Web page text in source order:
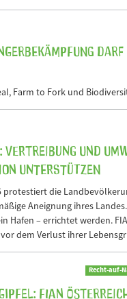
Farm to Fork und
Vertreibung und
unterstützen
protestiert die
Aneignung ihres
Hafen – errichtet werden.
dem Verlust ihrer
Recht-auf-
Gipfel: FIAN